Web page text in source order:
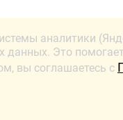
аналитики
данных. Это
вы соглашаетесь с